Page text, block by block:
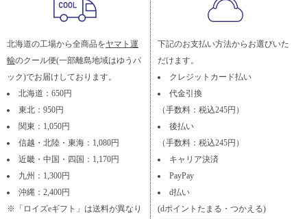
北海道の工場から全商品をヤマト運
輸のクール便(一部離島地域はゆうパ
ック)でお届けしております。
北海道：650円
東北：950円
関東：1,050円
信越・北陸・東海：1,080円
近畿・中国・四国：1,170円
九州：1,300円
沖縄：2,400円
※「ロイズeギフト」は送料が異なり
下記のお支払い方法からお選びいた
だけます。
クレジットカード払い
代金引換
（手数料：税込245円）
後払い
（手数料：税込245円）
キャリア決済
PayPay
d払い
(dポイントたまる・つかえる)